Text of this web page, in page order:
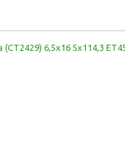
(CT2429) 6,5x16 5x114,3